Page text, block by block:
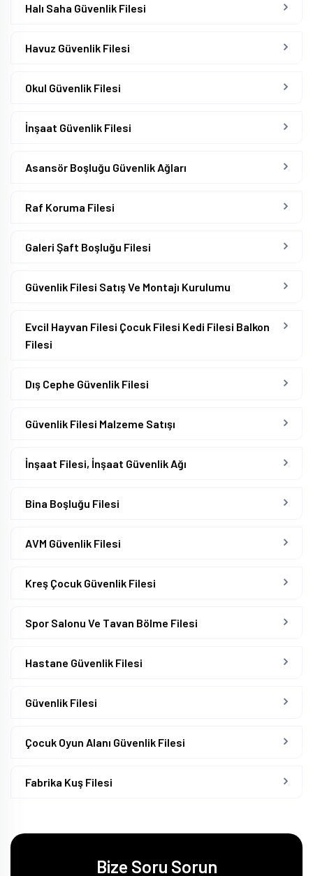
Halı Saha Güvenlik Filesi
Havuz Güvenlik Filesi
Okul Güvenlik Filesi
İnşaat Güvenlik Filesi
Asansör Boşluğu Güvenlik Ağları
Raf Koruma Filesi
Galeri Şaft Boşluğu Filesi
Güvenlik Filesi Satış Ve Montajı Kurulumu
Evcil Hayvan Filesi Çocuk Filesi Kedi Filesi Balkon
Filesi
Dış Cephe Güvenlik Filesi
Güvenlik Filesi Malzeme Satışı
İnşaat Filesi, İnşaat Güvenlik Ağı
Bina Boşluğu Filesi
AVM Güvenlik Filesi
Kreş Çocuk Güvenlik Filesi
Spor Salonu Ve Tavan Bölme Filesi
Hastane Güvenlik Filesi
Güvenlik Filesi
Çocuk Oyun Alanı Güvenlik Filesi
Fabrika Kuş Filesi
Bize Soru Sorun